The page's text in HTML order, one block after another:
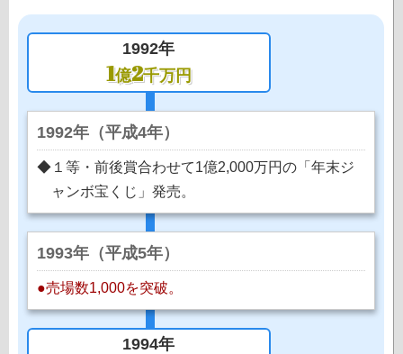
1992年
1億2千万円
1992年（平成4年）
◆１等・前後賞合わせて1億2,000万円の「年末ジ
ャンボ宝くじ」発売。
1993年（平成5年）
●売場数1,000を突破。
1994年